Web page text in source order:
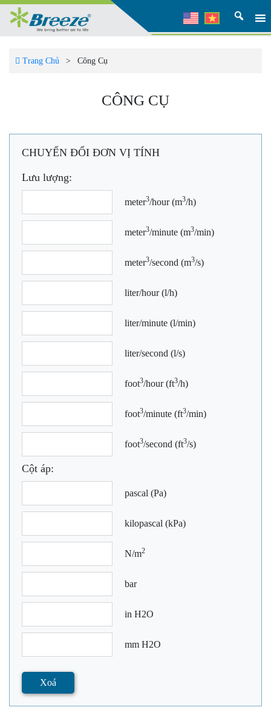
Trang Chủ > Công Cụ
CÔNG CỤ
CHUYỂN ĐỔI ĐƠN VỊ TÍNH
Lưu lượng:
meter3/hour (m3/h)
meter3/minute (m3/min)
meter3/second (m3/s)
liter/hour (l/h)
liter/minute (l/min)
liter/second (l/s)
foot3/hour (ft3/h)
foot3/minute (ft3/min)
foot3/second (ft3/s)
Cột áp:
pascal (Pa)
kilopascal (kPa)
N/m2
bar
in H2O
mm H2O
Xoá